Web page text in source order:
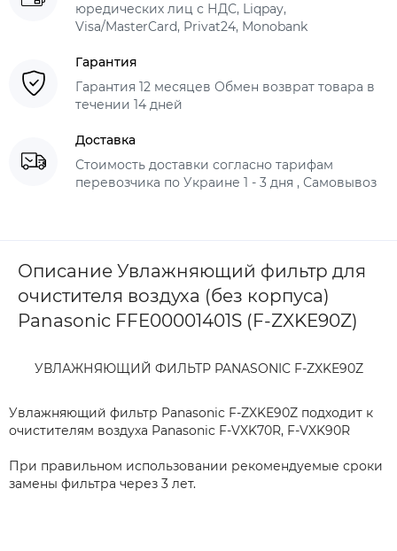
юредических лиц с НДС, Liqpay,
Visa/MasterCard, Privat24, Monobank
Гарантия
Гарантия 12 месяцев Обмен возврат товара в
течении 14 дней
Доставка
Стоимость доставки согласно тарифам
перевозчика по Украине 1 - 3 дня , Самовывоз
Описание Увлажняющий фильтр для
очистителя воздуха (без корпуса)
Panasonic FFE00001401S (F-ZXKE90Z)
УВЛАЖНЯЮЩИЙ ФИЛЬТР PANASONIC F-ZXKE90Z
Увлажняющий фильтр Panasonic F-ZXKE90Z подходит к
очистителям воздуха Panasonic F-VXK70R, F-VXK90R
При правильном использовании рекомендуемые сроки
замены фильтра через 3 лет.